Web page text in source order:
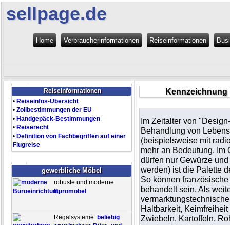
Reiseinformationen
• Reiseinfos-Übersicht
• Zollbestimmungen der EU
• Handgepäck-Bestimmungen
• Reiserecht
• Definition von Fachbegriffen auf einer
Flugreise
gewerbliche Möbel
robuste und moderne
Büromöbel
Regalsysteme: beliebig
Kennzeichnung
Im Zeitalter von
Behandlung von
(beispielsweise mit
mehr an Bedeutung. Im
dürfen nur Gewürze
werden) ist die Palette
So können
behandelt sein. Als
Haltbarkeit,
Zwiebeln, Kartoffeln,
sellpage.de
Home Verbraucherinformationen Reiseinformationen